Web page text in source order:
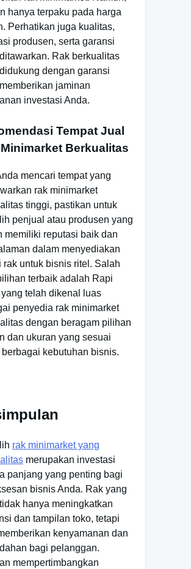
hanya terpaku pada harga
Perhatikan juga kualitas,
produsen, serta garansi
Rak berkualitas
dengan garansi
jaminan
investasi Anda.
Tempat Jual
Berkualitas
mencari tempat yang
rak minimarket
tinggi, pastikan untuk
penjual atau produsen yang
memiliki reputasi baik dan
dalam menyediakan
rak untuk bisnis ritel. Salah
terbaik adalah Rapi
telah dikenal luas
penyedia rak minimarket
dengan beragam pilihan
dan ukuran yang sesuai
berbagai kebutuhan bisnis.
rak minimarket yang
merupakan investasi
panjang yang penting bagi
bisnis Anda. Rak yang
hanya meningkatkan
dan tampilan toko, tetapi
kenyamanan dan
bagi pelanggan.
mempertimbangkan